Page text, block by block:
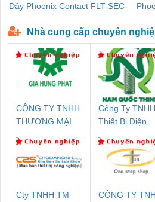
Dây Phoenix Contact FLT-SEC-
Nhà cung cấp chuyên
CÔNG TY TNHH
THƯƠNG MẠI
THUẬT ĐIỆN CƠ
GIA HƯNG PHÁT
Công Ty TNHH
Thiết Bị Điện
Cty TNHH TM
CÔNG TY